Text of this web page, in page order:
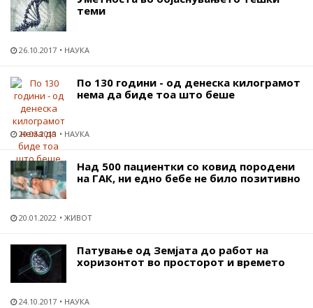
теми
26.10.2017 НАУКА
По 130 години - од денеска килограмот
нема да биде тоа што беше
20.05.2019 НАУКА
Над 500 пациентки со ковид породени
на ГАК, ни едно бебе не било позитивно
20.01.2022 ЖИВОТ
Патување од Земјата до работ на
хоризонтот во просторот и времето
24.10.2017 НАУКА